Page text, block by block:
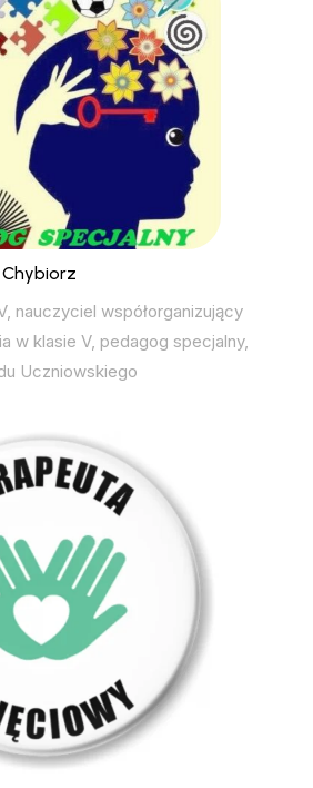
nauczyciel współorganizujący
w klasie V, pedagog specjalny,
Uczniowskiego